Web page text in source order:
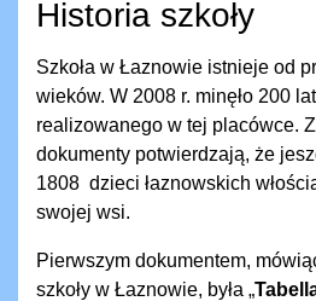
Historia szkoły
Szkoła w Łaznowie istnieje od
wieków. W 2008 r. minęło 200
realizowanego w tej placówce.
dokumenty potwierdzają, że
1808 dzieci łaznowskich
swojej wsi.
Pierwszym dokumentem,
szkoły w Łaznowie, była „